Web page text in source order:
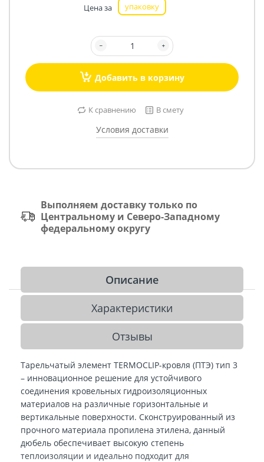
Цена за упаковку
Добавить в корзину
К сравнению В смету
Условия доставки
Выполняем доставку только по
Центральному и Северо-Западному
федеральному округу
Описание
Характеристики
Отзывы
Тарельчатый элемент TERMOCLIP-кровля (ПТЭ) тип 3
– инновационное решение для устойчивого
соединения кровельных гидроизоляционных
материалов на различные горизонтальные и
вертикальные поверхности. Сконструированный из
прочного материала пропилена этилена, данный
дюбель обеспечивает высокую степень
теплоизоляции и идеально подходит для